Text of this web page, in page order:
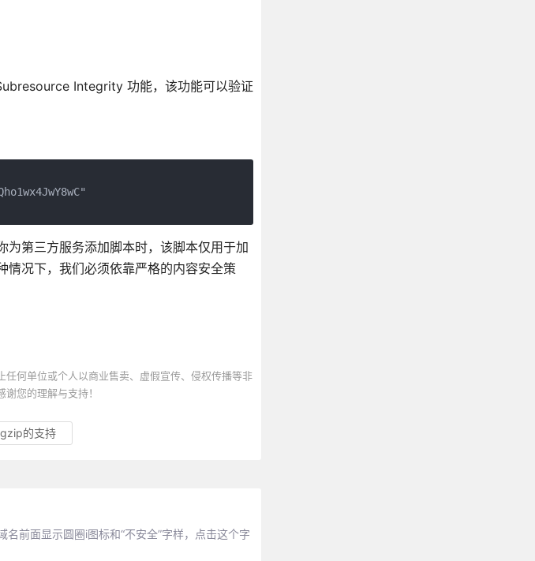
Integrity 功能，该功能可以验证
第三方服务添加脚本时，该脚本仅用于加
情况下，我们必须依靠严格的内容安全策
何单位或个人以商业售卖、虚假宣传、侵权传播等非
您的理解与支持！
的支持
前面显示圆圈i图标和“不安全”字样，点击这个字